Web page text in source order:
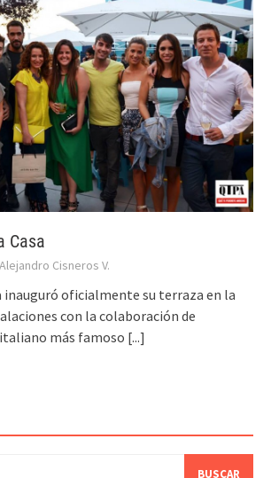
Casa
Alejandro Cisneros V.
inauguró oficialmente su terraza en la
con la colaboración de
más famoso [...]